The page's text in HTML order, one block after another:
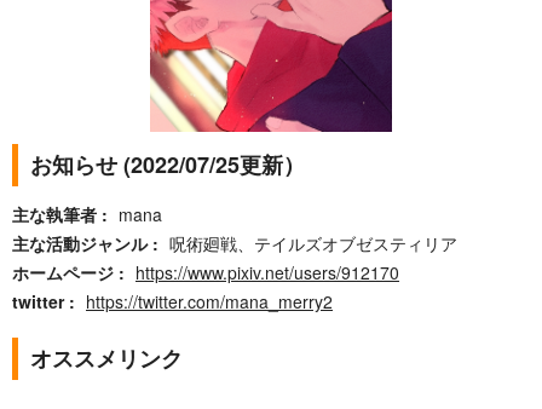
お知らせ (2022/07/25更新）
主な執筆者
mana
主な活動ジャンル
呪術廻戦、テイルズオブゼスティリア
ホームページ
https://www.pixiv.net/users/912170
twitter
https://twitter.com/mana_merry2
オススメリンク